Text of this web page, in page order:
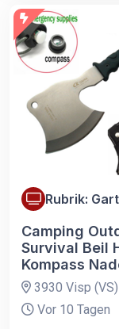
Rubrik:
Camping
Survival Beil
Kompass
3930 Visp (VS)
Vor 10 Tagen